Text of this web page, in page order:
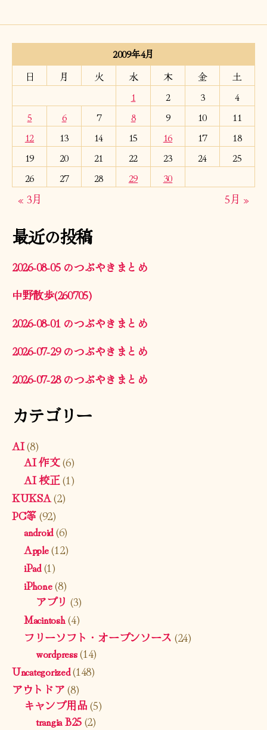
2009年4月
日
月 火 水 木 金
土
1
2 3
4
5
6 7 8 9 10
11
12
13 14 15 16 17
18
19
20 21 22 23 24
25
26
27 28 29 30
« 3月 5月 »
最近の投稿
2026-08-05 のつぶやきまとめ
中野散歩(260705)
2026-08-01 のつぶやきまとめ
2026-07-29 のつぶやきまとめ
2026-07-28 のつぶやきまとめ
カテゴリー
AI(8)
AI 作文(6)
AI 校正(1)
KUKSA(2)
PC等(92)
android(6)
Apple(12)
iPad(1)
iPhone(8)
アプリ (3)
Macintosh(4)
フリーソフト・オープンソース (24)
wordpress(14)
Uncategorized(148)
アウトドア(8)
キャンプ用品(5)
trangia B25(2)